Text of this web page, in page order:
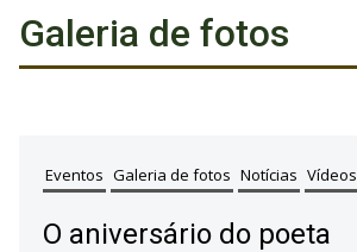
Galeria de fotos
Eventos Galeria de fotos Notícias Vídeos
O aniversário do poeta